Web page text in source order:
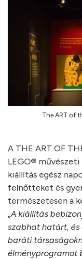
The ART of
A THE ART OF
LEGO®
kiállítás egész
felnőtteket és
természetesen a
„A kiállítás
szabhat határt, és
baráti
élményprogramot